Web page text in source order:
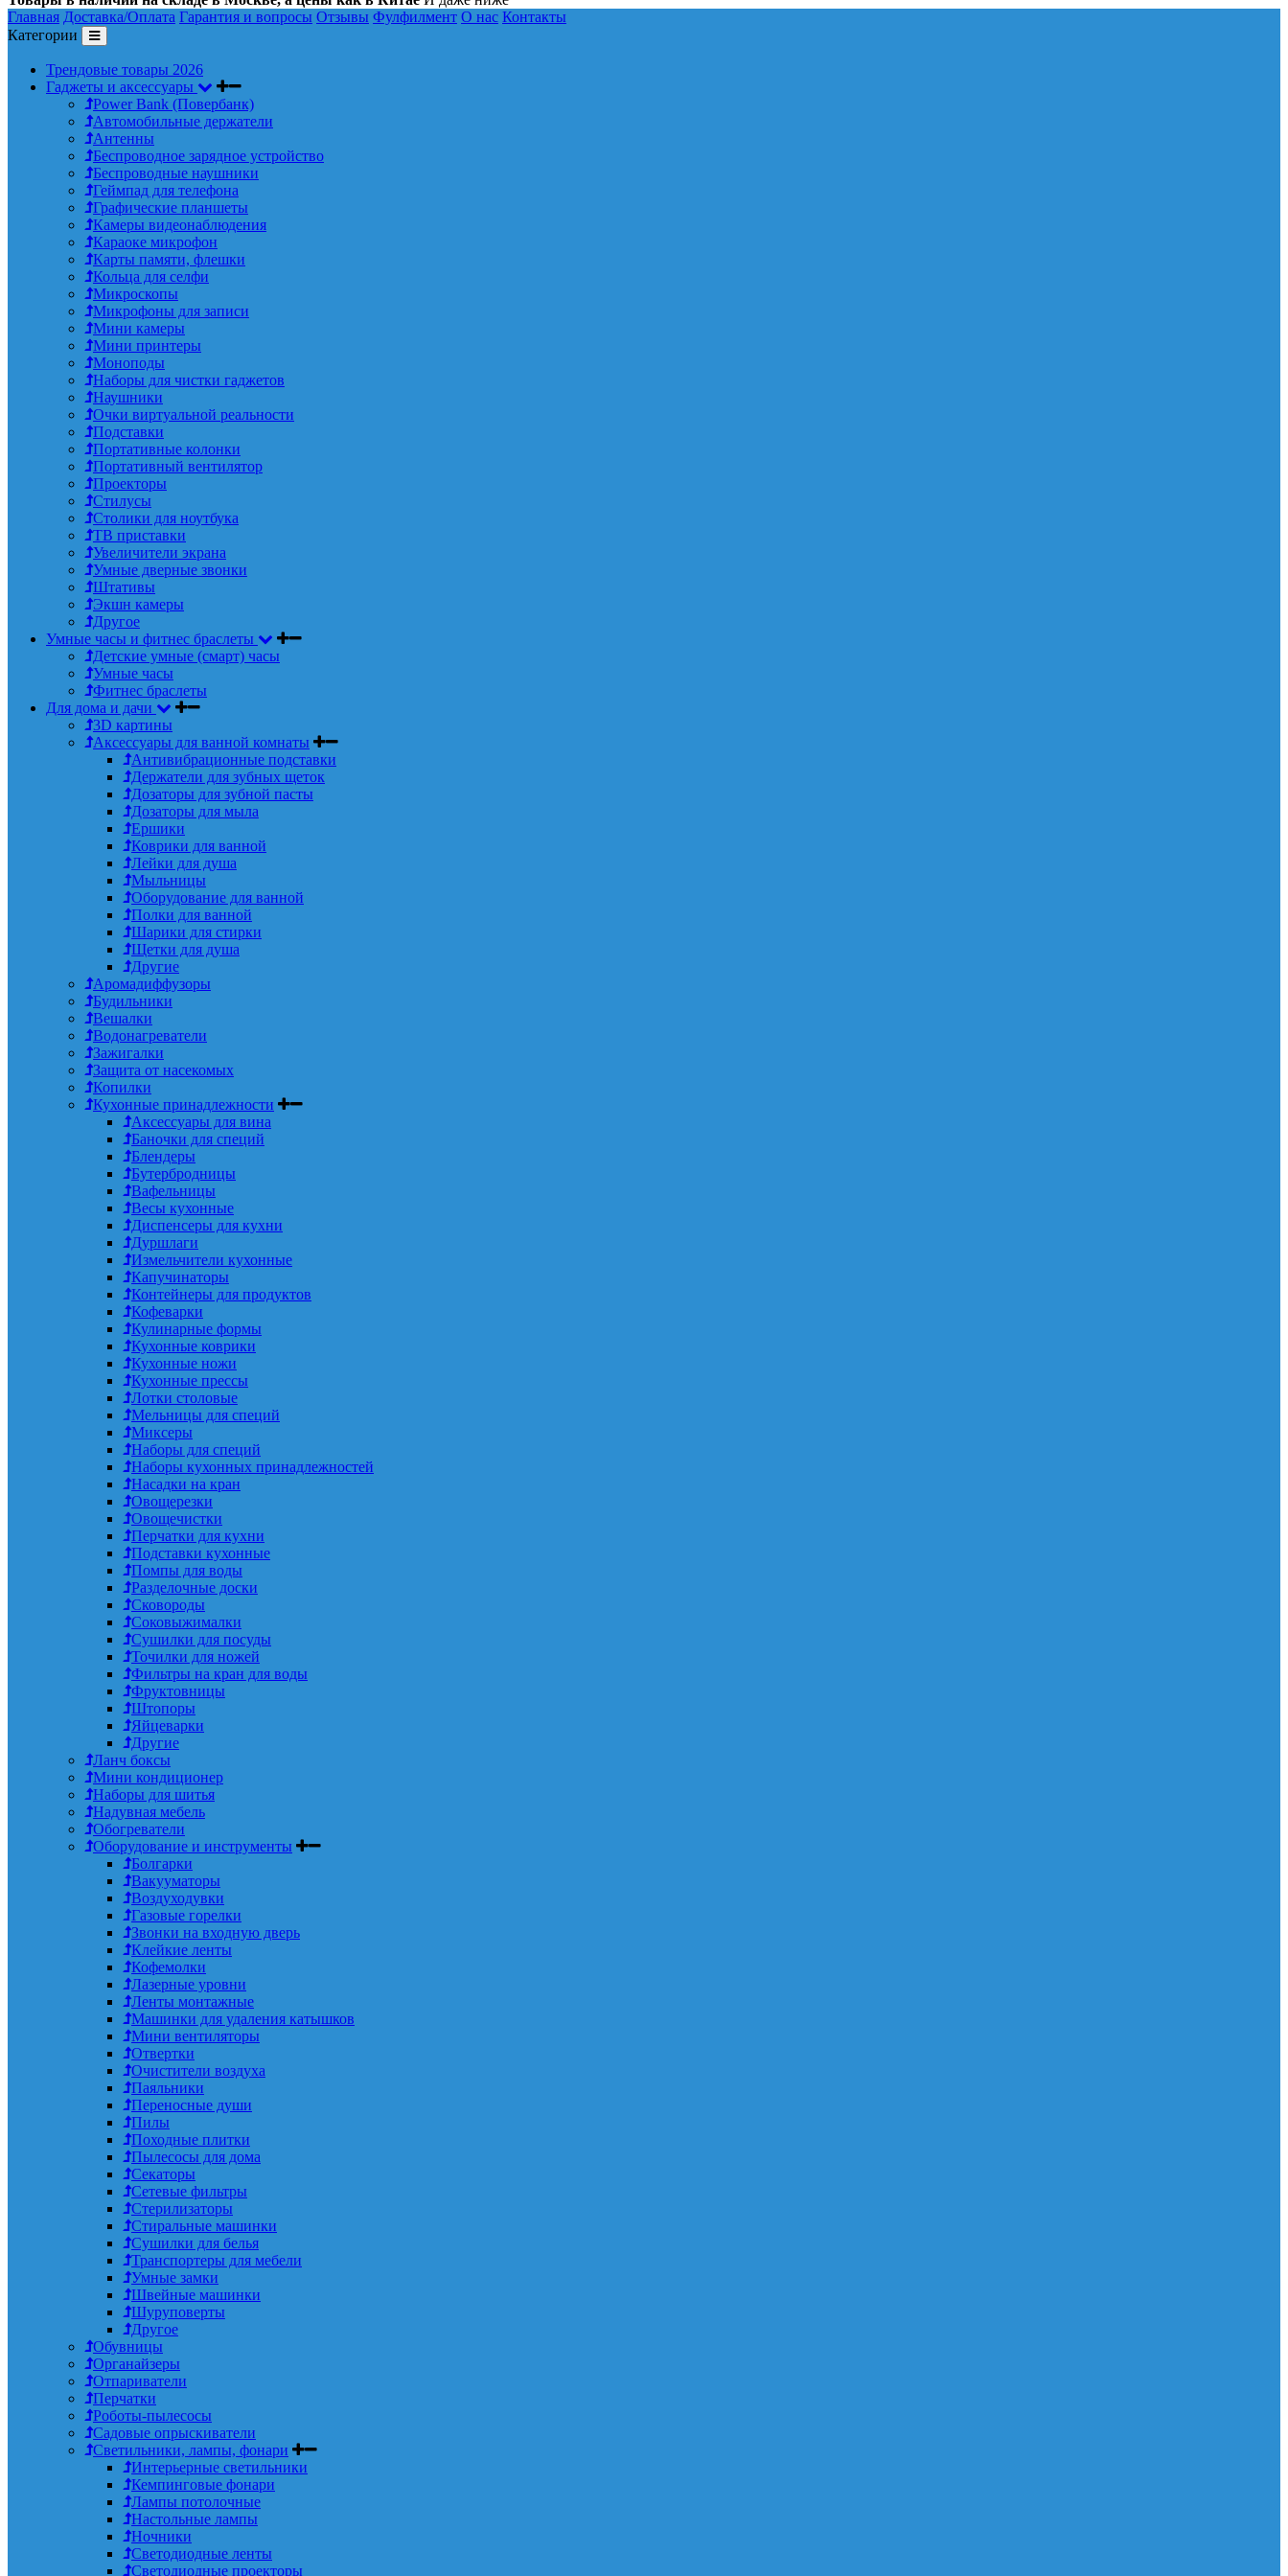
Главная Доставка/Оплата Гарантия и вопросы Отзывы Фулфилмент О нас Контакты
Категории
Трендовые товары 2026
Гаджеты и аксессуары
Power Bank (Повербанк)
Автомобильные держатели
Антенны
Беспроводное зарядное устройство
Беспроводные наушники
Геймпад для телефона
Графические планшеты
Камеры видеонаблюдения
Караоке микрофон
Карты памяти, флешки
Кольца для селфи
Микроскопы
Микрофоны для записи
Мини камеры
Мини принтеры
Моноподы
Наборы для чистки гаджетов
Наушники
Очки виртуальной реальности
Подставки
Портативные колонки
Портативный вентилятор
Проекторы
Стилусы
Столики для ноутбука
ТВ приставки
Увеличители экрана
Умные дверные звонки
Штативы
Экшн камеры
Другое
Умные часы и фитнес браслеты
Детские умные (смарт) часы
Умные часы
Фитнес браслеты
Для дома и дачи
3D картины
Аксессуары для ванной комнаты
Антивибрационные подставки
Держатели для зубных щеток
Дозаторы для зубной пасты
Дозаторы для мыла
Ершики
Коврики для ванной
Лейки для душа
Мыльницы
Оборудование для ванной
Полки для ванной
Шарики для стирки
Щетки для душа
Другие
Аромадиффузоры
Будильники
Вешалки
Водонагреватели
Зажигалки
Защита от насекомых
Копилки
Кухонные принадлежности
Аксессуары для вина
Баночки для специй
Блендеры
Бутербродницы
Вафельницы
Весы кухонные
Диспенсеры для кухни
Дуршлаги
Измельчители кухонные
Капучинаторы
Контейнеры для продуктов
Кофеварки
Кулинарные формы
Кухонные коврики
Кухонные ножи
Кухонные прессы
Лотки столовые
Мельницы для специй
Миксеры
Наборы для специй
Наборы кухонных принадлежностей
Насадки на кран
Овощерезки
Овощечистки
Перчатки для кухни
Подставки кухонные
Помпы для воды
Разделочные доски
Сковороды
Соковыжималки
Сушилки для посуды
Точилки для ножей
Фильтры на кран для воды
Фруктовницы
Штопоры
Яйцеварки
Другие
Ланч боксы
Мини кондиционер
Наборы для шитья
Надувная мебель
Обогреватели
Оборудование и инструменты
Болгарки
Вакууматоры
Воздуходувки
Газовые горелки
Звонки на входную дверь
Клейкие ленты
Кофемолки
Лазерные уровни
Ленты монтажные
Машинки для удаления катышков
Мини вентиляторы
Отвертки
Очистители воздуха
Паяльники
Переносные души
Пилы
Походные плитки
Пылесосы для дома
Секаторы
Сетевые фильтры
Стерилизаторы
Стиральные машинки
Сушилки для белья
Транспортеры для мебели
Умные замки
Швейные машинки
Шуруповерты
Другое
Обувницы
Органайзеры
Отпариватели
Перчатки
Роботы-пылесосы
Садовые опрыскиватели
Светильники, лампы, фонари
Интерьерные светильники
Кемпинговые фонари
Лампы потолочные
Настольные лампы
Ночники
Светодиодные ленты
Светодиодные проекторы